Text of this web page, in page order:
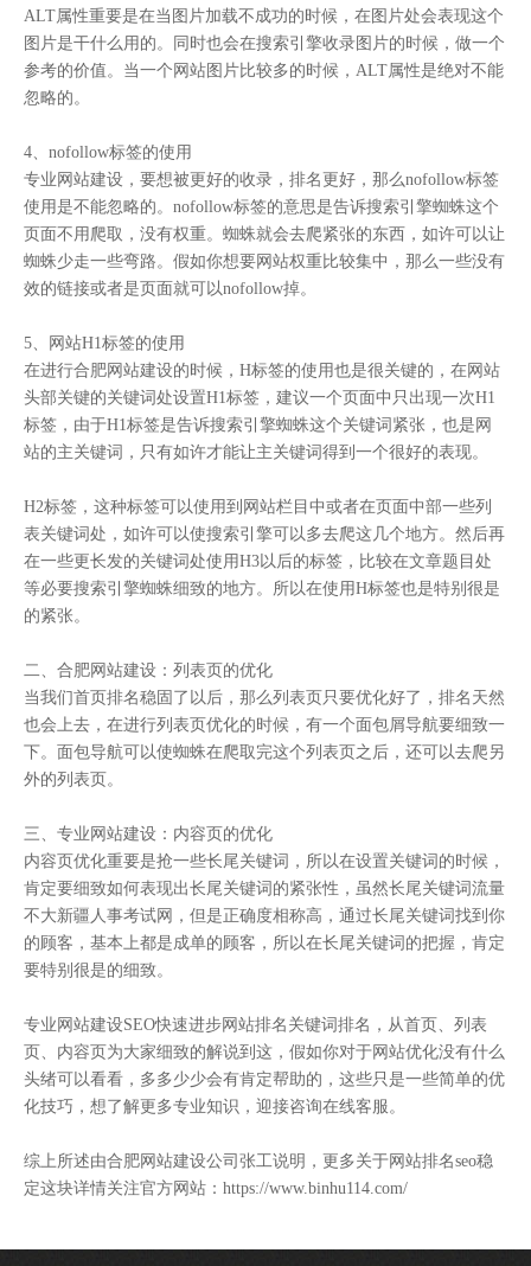
ALT属性重要是在当图片加载不成功的时候，在图片处会表现这个
图片是干什么用的。同时也会在搜索引擎收录图片的时候，做一个
参考的价值。当一个网站图片比较多的时候，ALT属性是绝对不能
忽略的。
4、nofollow标签的使用
专业网站建设，要想被更好的收录，排名更好，那么nofollow标签
使用是不能忽略的。nofollow标签的意思是告诉搜索引擎蜘蛛这个
页面不用爬取，没有权重。蜘蛛就会去爬紧张的东西，如许可以让
蜘蛛少走一些弯路。假如你想要网站权重比较集中，那么一些没有
效的链接或者是页面就可以nofollow掉。
5、网站H1标签的使用
在进行合肥网站建设的时候，H标签的使用也是很关键的，在网站
头部关键的关键词处设置H1标签，建议一个页面中只出现一次H1
标签，由于H1标签是告诉搜索引擎蜘蛛这个关键词紧张，也是网
站的主关键词，只有如许才能让主关键词得到一个很好的表现。
H2标签，这种标签可以使用到网站栏目中或者在页面中部一些列
表关键词处，如许可以使搜索引擎可以多去爬这几个地方。然后再
在一些更长发的关键词处使用H3以后的标签，比较在文章题目处
等必要搜索引擎蜘蛛细致的地方。所以在使用H标签也是特别很是
的紧张。
二、合肥网站建设：列表页的优化
当我们首页排名稳固了以后，那么列表页只要优化好了，排名天然
也会上去，在进行列表页优化的时候，有一个面包屑导航要细致一
下。面包导航可以使蜘蛛在爬取完这个列表页之后，还可以去爬另
外的列表页。
三、专业网站建设：内容页的优化
内容页优化重要是抢一些长尾关键词，所以在设置关键词的时候，
肯定要细致如何表现出长尾关键词的紧张性，虽然长尾关键词流量
不大新疆人事考试网，但是正确度相称高，通过长尾关键词找到你
的顾客，基本上都是成单的顾客，所以在长尾关键词的把握，肯定
要特别很是的细致。
专业网站建设SEO快速进步网站排名关键词排名，从首页、列表
页、内容页为大家细致的解说到这，假如你对于网站优化没有什么
头绪可以看看，多多少少会有肯定帮助的，这些只是一些简单的优
化技巧，想了解更多专业知识，迎接咨询在线客服。
综上所述由合肥网站建设公司张工说明，更多关于网站排名seo稳
定这块详情关注官方网站：https://www.binhu114.com/